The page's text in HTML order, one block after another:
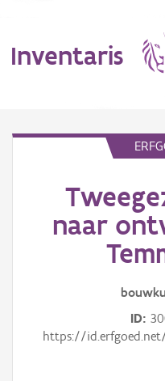
Inventaris
Aanduidingsobject
Gebeurtenis
naar
ID
https://